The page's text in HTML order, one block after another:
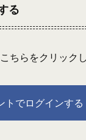
る
ちらをクリックし
トでログインする